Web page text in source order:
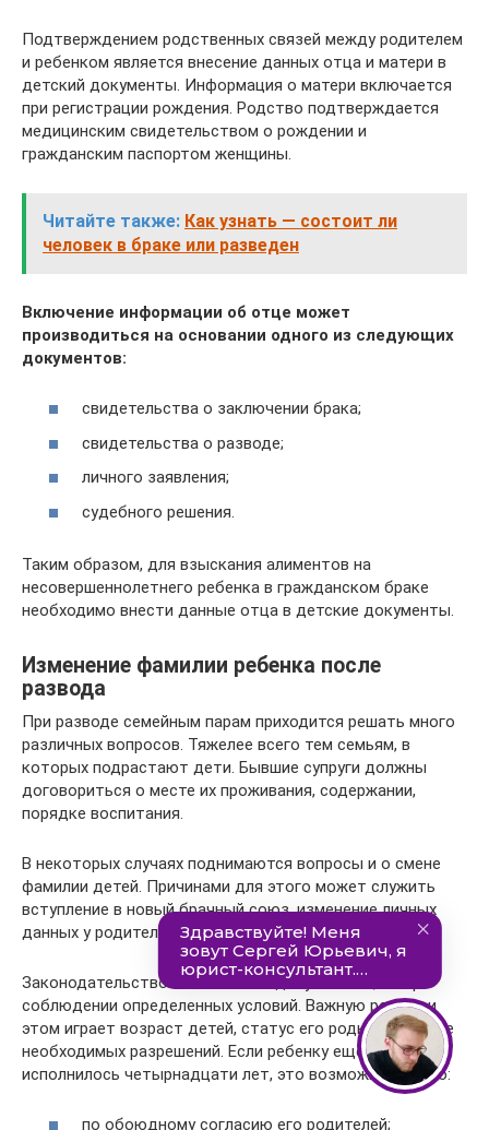
Подтверждением родственных связей между родителем
и ребенком является внесение данных отца и матери в
детский документы. Информация о матери включается
при регистрации рождения. Родство подтверждается
медицинским свидетельством о рождении и
гражданским паспортом женщины.
Читайте также: Как узнать — состоит ли
человек в браке или разведен
Включение информации об отце может
производиться на основании одного из следующих
документов:
свидетельства о заключении брака;
свидетельства о разводе;
личного заявления;
судебного решения.
Таким образом, для взыскания алиментов на
несовершеннолетнего ребенка в гражданском браке
необходимо внести данные отца в детские документы.
Изменение фамилии ребенка после
развода
При разводе семейным парам приходится решать много
различных вопросов. Тяжелее всего тем семьям, в
которых подрастают дети. Бывшие супруги должны
договориться о месте их проживания, содержании,
порядке воспитания.
В некоторых случаях поднимаются вопросы и о смене
фамилии детей. Причинами для этого может служить
вступление в новый брачный союз, изменение личных
данных у родителей.
Законодательством смена ФИО допускается, но при
соблюдении определенных условий. Важную роль при
этом играет возраст детей, статус его родных, наличие
необходимых разрешений. Если ребенку еще не
исполнилось четырнадцати лет, это возможно только:
по обоюдному согласию его родителей;